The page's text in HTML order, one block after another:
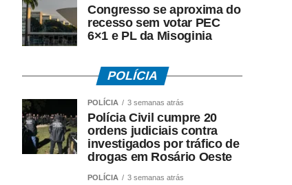
Congresso se aproxima do
recesso sem votar PEC
6×1 e PL da Misoginia
POLÍCIA
POLÍCIA 3 semanas atrás
Polícia Civil cumpre 20
ordens judiciais contra
investigados por tráfico de
drogas em Rosário Oeste
POLÍCIA 3 semanas atrás